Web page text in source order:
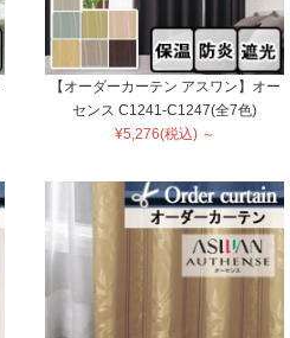
【オーダーカーテン アスワン】オー
センス C1241-C1247(全7色)
¥5,276(税込) ～